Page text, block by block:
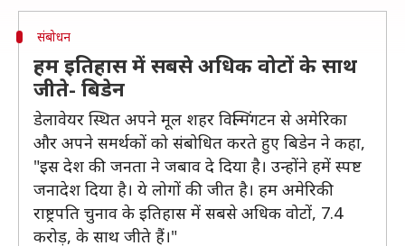
संबोधन
हम इतिहास में सबसे अधिक वोटों के साथ
जीते- बिडेन
डेलावेयर स्थित अपने मूल शहर विल्मिंगटन से अमेरिका
और अपने समर्थकों को संबोधित करते हुए बिडेन ने कहा,
"इस देश की जनता ने जबाव दे दिया है। उन्होंने हमें स्पष्ट
जनादेश दिया है। ये लोगों की जीत है। हम अमेरिकी
राष्ट्रपति चुनाव के इतिहास में सबसे अधिक वोटों, 7.4
करोड़, के साथ जीते हैं।"